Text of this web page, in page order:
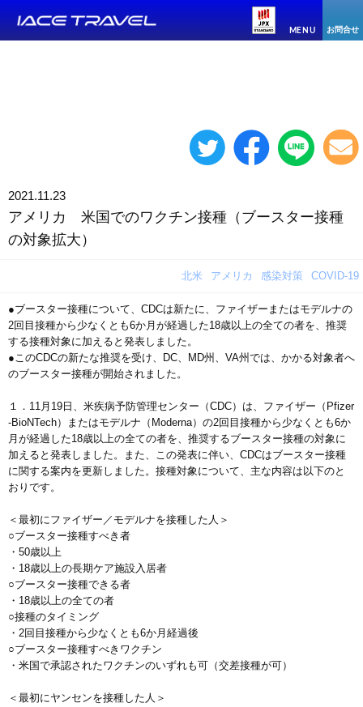
MENU お問合せ
2021.11.23
アメリカ 米国でのワクチン接種（ブースター接種
の対象拡大）
北米 アメリカ 感染対策 COVID-19
●ブースター接種について、CDCは新たに、ファイザーまたはモデルナの
2回目接種から少なくとも6か月が経過した18歳以上の全ての者を、推奨
する接種対象に加えると発表しました。
●このCDCの新たな推奨を受け、DC、MD州、VA州では、かかる対象者へ
のブースター接種が開始されました。
１．11月19日、米疾病予防管理センター（CDC）は、ファイザー（Pfizer
-BioNTech）またはモデルナ（Moderna）の2回目接種から少なくとも6か
月が経過した18歳以上の全ての者を、推奨するブースター接種の対象に
加えると発表しました。また、この発表に伴い、CDCはブースター接種
に関する案内を更新しました。接種対象について、主な内容は以下のと
おりです。
＜最初にファイザー／モデルナを接種した人＞
○ブースター接種すべき者
・50歳以上
・18歳以上の長期ケア施設入居者
○ブースター接種できる者
・18歳以上の全ての者
○接種のタイミング
・2回目接種から少なくとも6か月経過後
○ブースター接種すべきワクチン
・米国で承認されたワクチンのいずれも可（交差接種が可）
＜最初にヤンセンを接種した人＞